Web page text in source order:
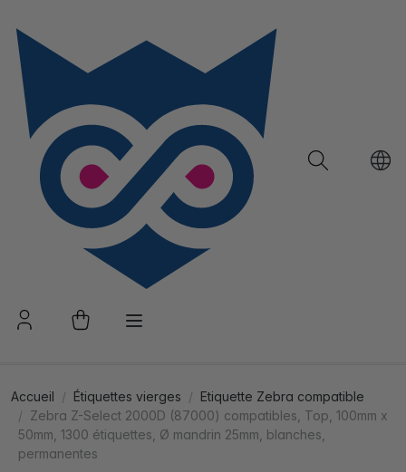
Accueil Étiquettes vierges
Etiquette Zebra compatible
Zebra Z-Select 2000D (87000) compatibles, Top, 100mm x
50mm, 1300 étiquettes, Ø mandrin 25mm, blanches,
permanentes